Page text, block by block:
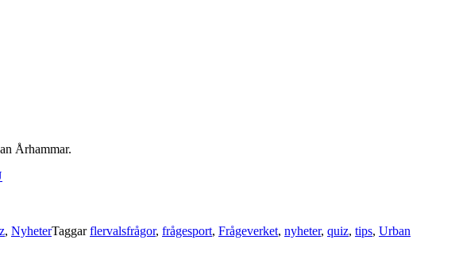
Århammar.
, NyheterTaggarflervalsfrågor, frågesport, Frågeverket, nyheter, quiz, tips, Urban